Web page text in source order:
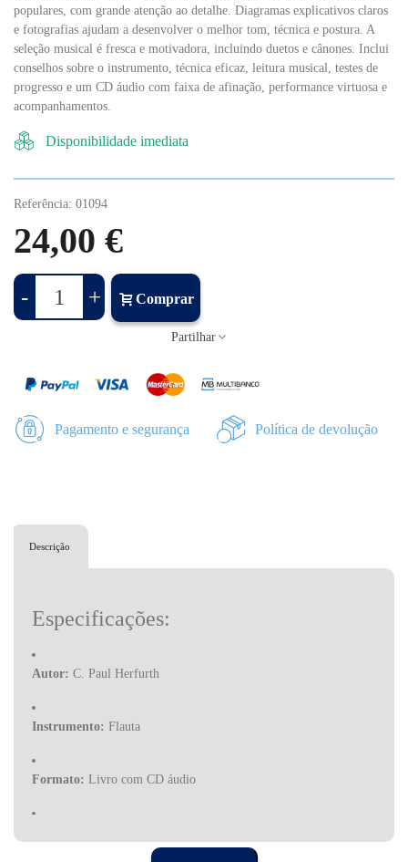
populares, com grande atenção ao detalhe. Diagramas explicativos claros
e fotografias ajudam a desenvolver o melhor tom, técnica e postura. A
seleção musical é fresca e motivadora, incluindo duetos e cânones. Inclui
conselhos sobre o instrumento, técnica eficaz, leitura musical, testes de
progresso e um CD áudio com faixa de afinação, performance virtuosa e
acompanhamentos.
Disponibilidade imediata
Referência: 01094
24,00 €
- + Comprar
Partilhar
Pagamento e segurança Política de devolução
Descrição
Especificações:
Autor: C. Paul Herfurth
Instrumento: Flauta
Formato: Livro com CD áudio